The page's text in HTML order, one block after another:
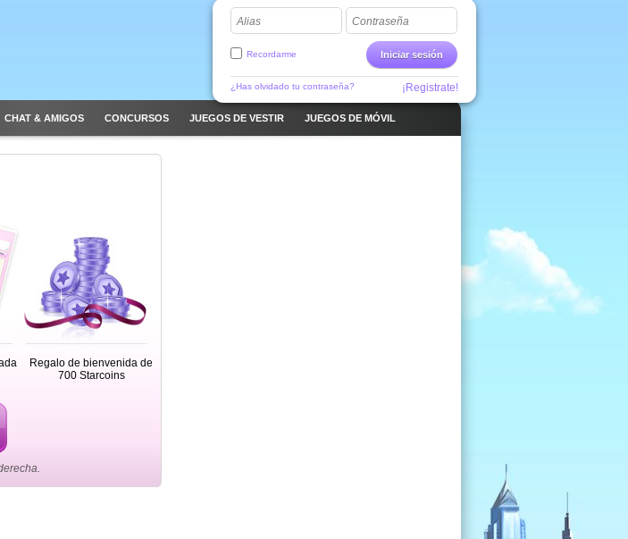
Alias Contraseña
Iniciar sesión
Recordarme
¿Has olvidado tu contraseña? ¡Registrate!
CHAT & AMIGOS CONCURSOS JUEGOS DE VESTIR JUEGOS DE MÓVIL
Regalo de bienvenida de
700 Starcoins